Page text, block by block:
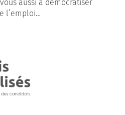
aussi à démocratiser
l’emploi…